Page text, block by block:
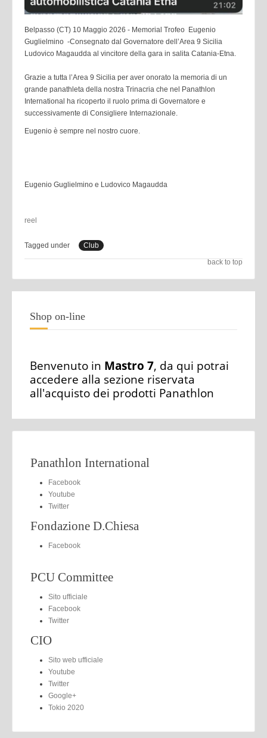
Belpasso (CT) 10 Maggio 2026 - Memorial Trofeo Eugenio
Guglielmino -Consegnato dal Governatore dell’Area 9 Sicilia
Ludovico Magaudda al vincitore della gara in salita Catania-Etna.
Grazie a tutta l’Area 9 Sicilia per aver onorato la memoria di un
grande panathleta della nostra Trinacria che nel Panathlon
International ha ricoperto il ruolo prima di Governatore e
successivamente di Consigliere Internazionale.
Eugenio è sempre nel nostro cuore.
Eugenio Guglielmino e Ludovico Magaudda
reel
Tagged under
Club
back to top
Shop on-line
Benvenuto in Mastro 7, da qui potrai
accedere alla sezione riservata
all'acquisto dei prodotti Panathlon
Panathlon International
Facebook
Youtube
Twitter
Fondazione D.Chiesa
Facebook
PCU Committee
Sito ufficiale
Facebook
Twitter
CIO
Sito web ufficiale
Youtube
Twitter
Google+
Tokio 2020